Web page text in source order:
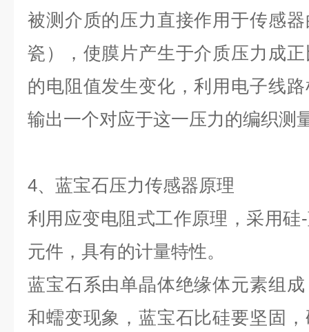
被测介质的压力直接作用于传感
瓷），使膜片产生于介质压力成
的电阻值发生变化，利用电子线
输出一个对应于这一压力的编织测
4、蓝宝石压力传感器原理
利用应变电阻式工作原理，采用
元件，具有的计量特性。
蓝宝石系由单晶体绝缘体元素组
和蠕变现象，蓝宝石比硅要坚固